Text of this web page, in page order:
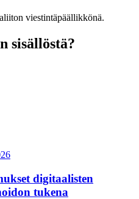
viestintäpäällikkönä.
sisällöstä?
digitaalisten
tukena